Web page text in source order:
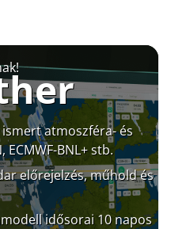
atmoszféra- és
ECMWF-BNL+ stb.
előrejelzés, műhold és
idősorai 10 napos